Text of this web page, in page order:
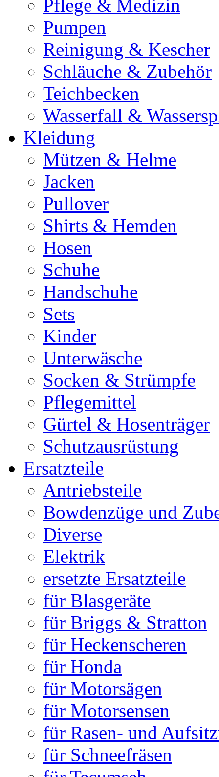
Pflege & Medizin
Pumpen
Reinigung & Kescher
Schläuche & Zubehör
Teichbecken
Wasserfall &
Kleidung
Mützen & Helme
Jacken
Pullover
Shirts & Hemden
Hosen
Schuhe
Handschuhe
Sets
Kinder
Unterwäsche
Socken & Strümpfe
Pflegemittel
Gürtel & Hosenträger
Schutzausrüstung
Ersatzteile
Antriebsteile
Bowdenzüge und
Diverse
Elektrik
ersetzte Ersatzteile
für Blasgeräte
für Briggs & Stratton
für Heckenscheren
für Honda
für Motorsägen
für Motorsensen
für Rasen- und
für Schneefräsen